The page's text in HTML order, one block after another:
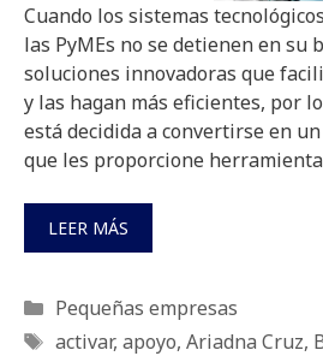
Cuando los sistemas
las PyMEs no se detienen en su
soluciones innovadoras que
y las hagan más eficientes, por
está decidida a convertirse en
que les proporcione
LEER MÁS
Categorías
Pequeñas empresas
Etiquetas
activar, apoyo, Ariadna Cruz,